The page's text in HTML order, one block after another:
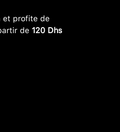
et profite de
de 120 Dhs